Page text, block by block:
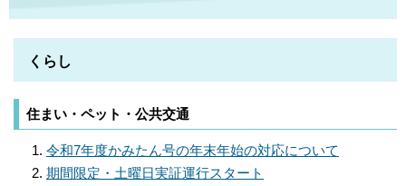
くらし
住まい・ペット・公共交通
令和7年度かみたん号の年末年始の対応について
期間限定・土曜日実証運行スタート